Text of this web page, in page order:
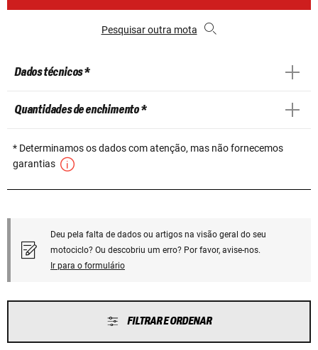
Pesquisar outra mota
Dados técnicos *
Quantidades de enchimento *
* Determinamos os dados com atenção, mas não fornecemos
garantias
Deu pela falta de dados ou artigos na visão geral do seu
motociclo? Ou descobriu um erro? Por favor, avise-nos.
Ir para o formulário
FILTRAR E ORDENAR